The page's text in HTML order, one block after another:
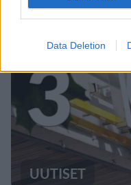
Data Deletion
3
UUTISET